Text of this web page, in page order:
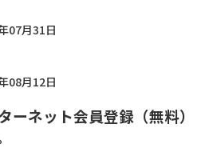
07月31日
08月12日
ーネット会員登録（無料）